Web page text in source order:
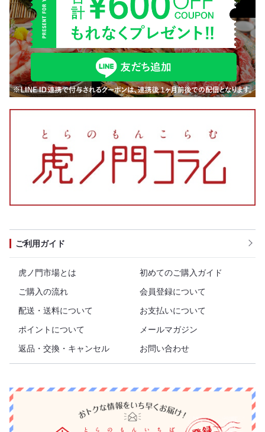
ご利用ガイド
虎ノ門市場とは
初めてのご購入ガイド
ご購入の流れ
会員登録について
配送・送料について
お支払いについて
ポイントについて
メールマガジン
返品・交換・キャンセル
お問い合わせ